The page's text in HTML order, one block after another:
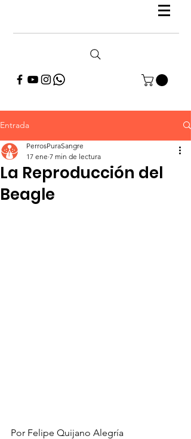
Entrada
La Reproducción del
Beagle
PerrosPuraSangre
17 ene 7 min de lectura
Por Felipe Quijano Alegría